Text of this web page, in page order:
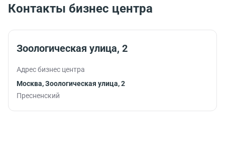
Контакты бизнес центра
Зоологическая улица, 2
Адрес бизнес центра
Москва, Зоологическая улица, 2
Пресненский